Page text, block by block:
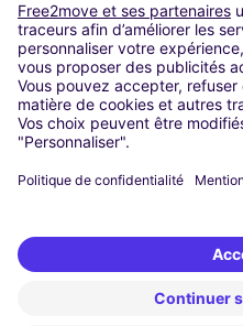
Madrid
Washington DC
Milan
Rome
Turin
Vienne
Berlin
Düsseldorf